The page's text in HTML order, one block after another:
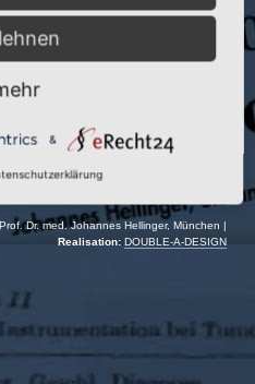
Prof. Dr. med. Johannes Hellinger, München |
Realisation: DOUBLE-A-DESIGN
&